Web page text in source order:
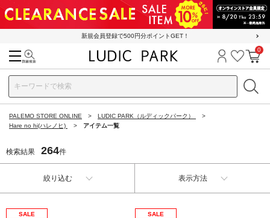
新規会員登録で500円分ポイントGET！
ログイン
お気に
カ
0
PALEMO STORE ONLINE
LUDIC PARK（ルディックパーク）
Hare no hi(ハレノヒ)
アイテム一覧
検索結果 264件
絞り込む 表示方法
SALE SALE